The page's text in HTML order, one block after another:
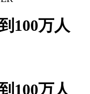
100万人
100万人